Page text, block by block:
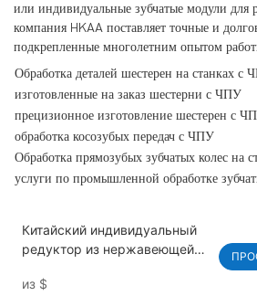
или индивидуальные зубчатые модули для
компания HKAA поставляет точные и
подкрепленные многолетним опытом
Обработка деталей шестерен на станках с
изготовленные на заказ шестерни с ЧПУ
прецизионное изготовление шестерен с
обработка косозубых передач с ЧПУ
Обработка прямозубых зубчатых колес на
услуги по промышленной обработке
Китайский индивидуальный
редуктор из нержавеющей
из $